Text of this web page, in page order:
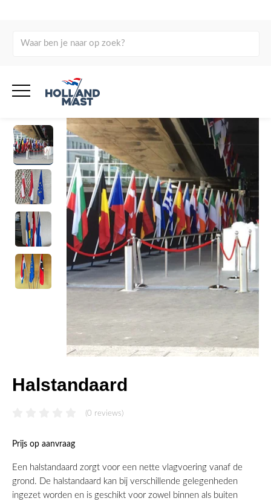
Halstandaard
(0 reviews)
Prijs op aanvraag
Een halstandaard zorgt voor een nette vlagvoering vanaf de
grond. De halstandaard kan bij verschillende gelegenheden
ingezet worden en is geschikt voor zowel binnen als buiten